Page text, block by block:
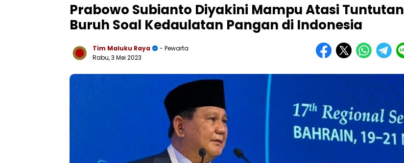
Prabowo Subianto Diyakini Mampu Atasi Tuntutan
Buruh Soal Kedaulatan Pangan di Indonesia
Tim Maluku Raya
- Pewarta
Rabu, 3 Mei 2023